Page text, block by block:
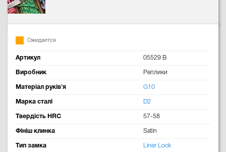
Ожидается
Артикул 05529 B
Виробник Реплики
Матеріал руків'я G10
Марка сталі D2
Твердість HRC 57-58
Фініш клинка Satin
Тип замка Liner Lock